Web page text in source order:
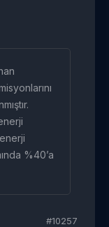
%40’a
#10257